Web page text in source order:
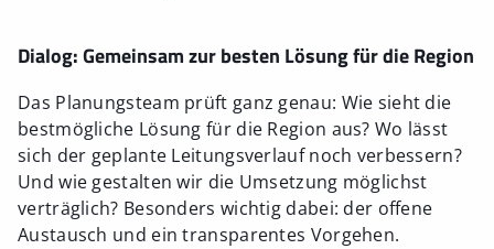
Dialog: Gemeinsam zur besten Lösung für die Region
Das Planungsteam prüft ganz genau: Wie sieht die
bestmögliche Lösung für die Region aus? Wo lässt
sich der geplante Leitungsverlauf noch verbessern?
Und wie gestalten wir die Umsetzung möglichst
verträglich? Besonders wichtig dabei: der offene
Austausch und ein transparentes Vorgehen.